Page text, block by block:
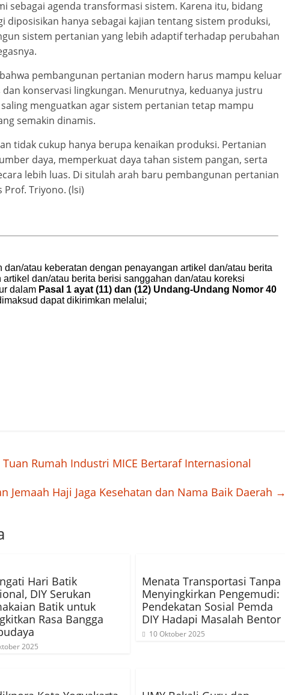
sebagai agenda transformasi sistem. Karena itu, bidang
hanya sebagai kajian tentang sistem produksi,
sistem pertanian yang lebih adaptif terhadap perubahan
pembangunan pertanian modern harus mampu keluar
konservasi lingkungan. Menurutnya, keduanya justru
menguatkan agar sistem pertanian tetap mampu
semakin dinamis.
tidak cukup hanya berupa kenaikan produksi. Pertanian
daya, memperkuat daya tahan sistem pangan, serta
lebih luas. Di situlah arah baru pembangunan pertanian
Triyono. (lsi)
Rumah Industri MICE Bertaraf Internasional
Jemaah Haji Jaga Kesehatan dan Nama Baik Daerah →
Hari Batik
DIY Serukan
Batik untuk
Rasa Bangga
2025
Menata Transportasi Tanpa
Menyingkirkan Pengemudi:
Pendekatan Sosial Pemda
DIY Hadapi Masalah Bentor
10 Oktober 2025